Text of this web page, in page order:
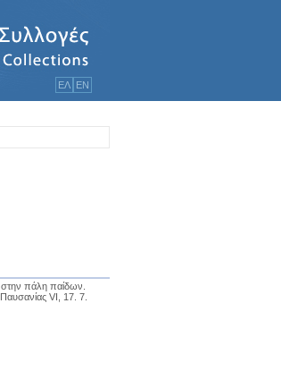
ΕΛ ΕΝ
στην πάλη παίδων.
VI, 17. 7.